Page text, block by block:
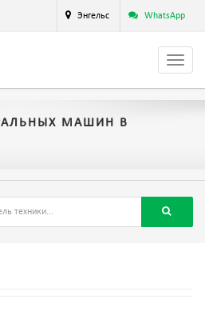
Энгельс WhatsApp
МАШИН В